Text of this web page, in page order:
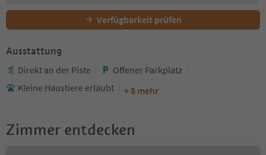
Verfügbarkeit prüfen
Ausstattung
Direkt an der Piste
Offener Parkplatz
Kleine Haustiere erlaubt
+ 8 mehr
Zimmer entdecken